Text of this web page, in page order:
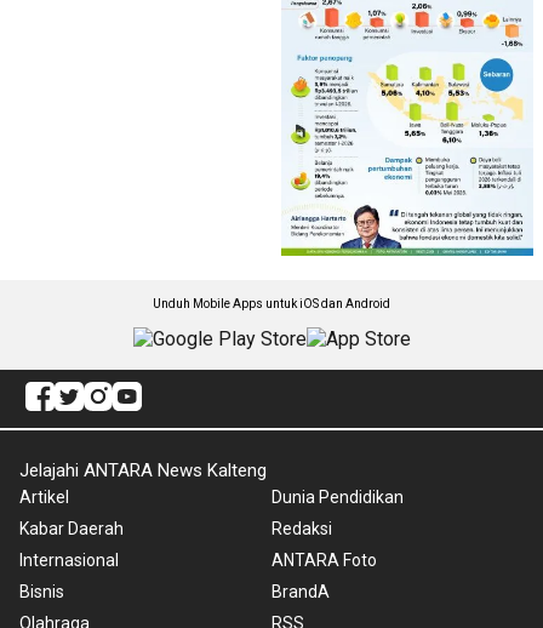
Unduh Mobile Apps untuk iOS dan Android
Jelajahi ANTARA News Kalteng
Artikel
Kabar Daerah
Internasional
Bisnis
Olahraga
Dunia Pendidikan
Redaksi
ANTARA Foto
BrandA
RSS